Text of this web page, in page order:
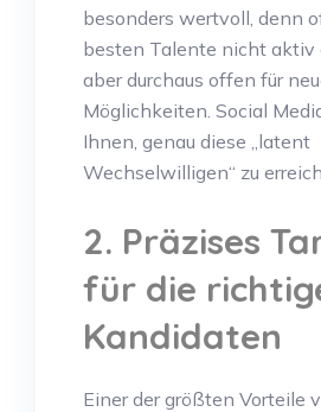
besonders wertvoll, denn
besten Talente nicht aktiv
aber durchaus offen für
Möglichkeiten. Social
Ihnen, genau diese „latent
Wechselwilligen“ zu
2. Präzises
für die
Kandidaten
Einer der größten Vorteile